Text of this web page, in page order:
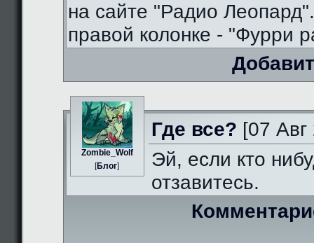
на сайте "Радио
правой колонке - "Фурри
Zombie_Wolf
[Блог]
Где все? [07
Эй, если кто
отзавитесь.